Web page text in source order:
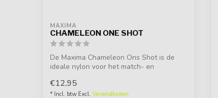
MAXIMA
CHAMELEON ONE SHOT
De Maxima Chameleon Ons Shot is de
ideale nylon voor het match- en
€12,95
* Incl. btw Excl. Verzendkosten